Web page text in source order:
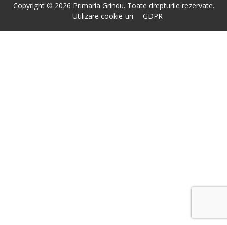
Copyright © 2026 Primaria Grindu. Toate drepturile rezervate.
Utilizare cookie-uri
GDPR